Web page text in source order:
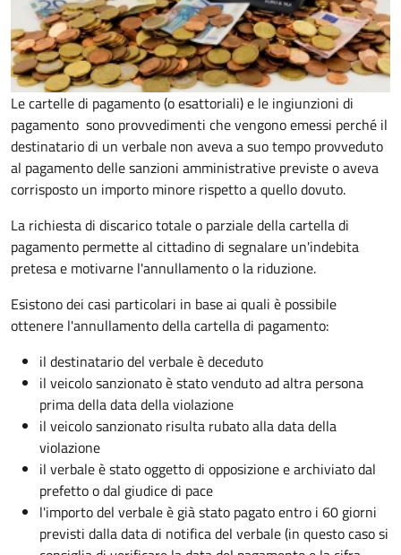
Le cartelle di pagamento (o esattoriali) e le ingiunzioni di
pagamento sono provvedimenti che vengono emessi perché il
destinatario di un verbale non aveva a suo tempo provveduto
al pagamento delle sanzioni amministrative previste o aveva
corrisposto un importo minore rispetto a quello dovuto.
La richiesta di discarico totale o parziale della cartella di
pagamento permette al cittadino di segnalare un'indebita
pretesa e motivarne l'annullamento o la riduzione.
Esistono dei casi particolari in base ai quali è possibile
ottenere l'annullamento della cartella di pagamento:
il destinatario del verbale è deceduto
il veicolo sanzionato è stato venduto ad altra persona
prima della data della violazione
il veicolo sanzionato risulta rubato alla data della
violazione
il verbale è stato oggetto di opposizione e archiviato dal
prefetto o dal giudice di pace
l'importo del verbale è già stato pagato entro i 60 giorni
previsti dalla data di notifica del verbale (in questo caso si